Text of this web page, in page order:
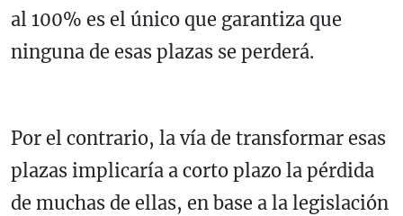
al 100% es el único que garantiza que
ninguna de esas plazas se perderá.
Por el contrario, la vía de transformar esas
plazas implicaría a corto plazo la pérdida
de muchas de ellas, en base a la legislación